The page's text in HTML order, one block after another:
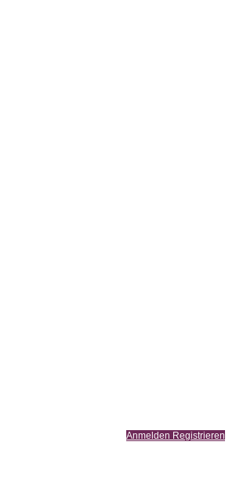
Anmelden Registrieren